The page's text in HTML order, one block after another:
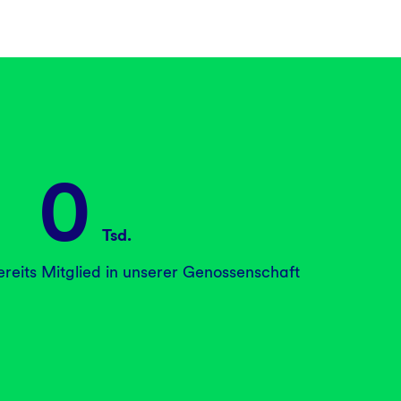
0
Tsd.
Mitglied in unserer Genossenschaft